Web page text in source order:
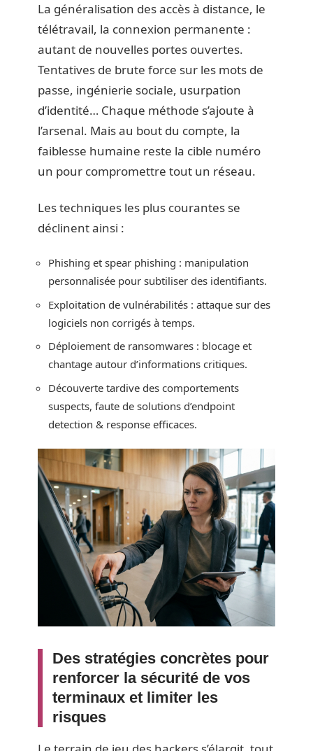
La généralisation des accès à distance, le
télétravail, la connexion permanente :
autant de nouvelles portes ouvertes.
Tentatives de brute force sur les mots de
passe, ingénierie sociale, usurpation
d’identité… Chaque méthode s’ajoute à
l’arsenal. Mais au bout du compte, la
faiblesse humaine reste la cible numéro
un pour compromettre tout un réseau.
Les techniques les plus courantes se
déclinent ainsi :
Phishing et spear phishing : manipulation
personnalisée pour subtiliser des identifiants.
Exploitation de vulnérabilités : attaque sur des
logiciels non corrigés à temps.
Déploiement de ransomwares : blocage et
chantage autour d’informations critiques.
Découverte tardive des comportements
suspects, faute de solutions d’endpoint
detection & response efficaces.
Des stratégies concrètes pour
renforcer la sécurité de vos
terminaux et limiter les
risques